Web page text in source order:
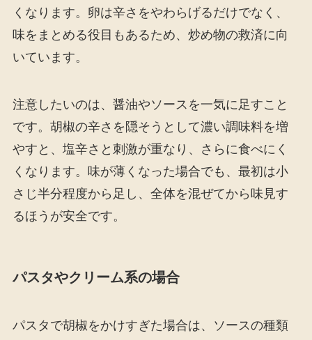
くなります。卵は辛さをやわらげるだけでなく、
味をまとめる役目もあるため、炒め物の救済に向
いています。
注意したいのは、醤油やソースを一気に足すこと
です。胡椒の辛さを隠そうとして濃い調味料を増
やすと、塩辛さと刺激が重なり、さらに食べにく
くなります。味が薄くなった場合でも、最初は小
さじ半分程度から足し、全体を混ぜてから味見す
るほうが安全です。
パスタやクリーム系の場合
パスタで胡椒をかけすぎた場合は、ソースの種類